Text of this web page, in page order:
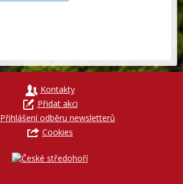
Kontakty
Přidat akci
Přihlášení odběru newsletterů
Cookies